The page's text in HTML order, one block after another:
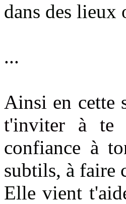
dans des lieux
...
Ainsi en cette
t'inviter à te
confiance à
subtils, à faire
Elle vient